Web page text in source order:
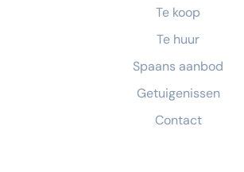
Te koop
Te huur
Spaans aanbod
Getuigenissen
Contact